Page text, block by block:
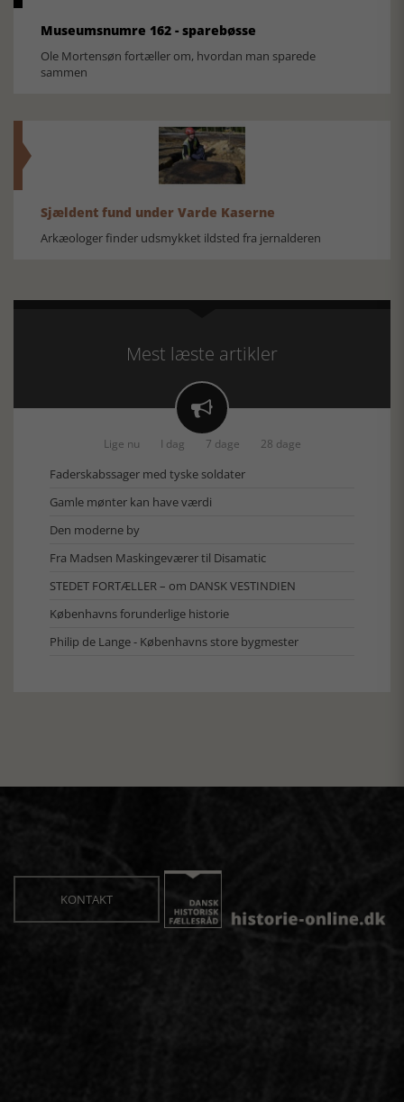
Museumsnumre 162 - sparebøsse
Ole Mortensøn fortæller om, hvordan man sparede
sammen
Sjældent fund under Varde Kaserne
Arkæologer finder udsmykket ildsted fra jernalderen
Mest læste artikler

Lige nu I dag 7 dage 28 dage
Faderskabssager med tyske soldater
Gamle mønter kan have værdi
Den moderne by
Fra Madsen Maskingeværer til Disamatic
STEDET FORTÆLLER – om DANSK VESTINDIEN
Københavns forunderlige historie
Philip de Lange - Københavns store bygmester
KONTAKT